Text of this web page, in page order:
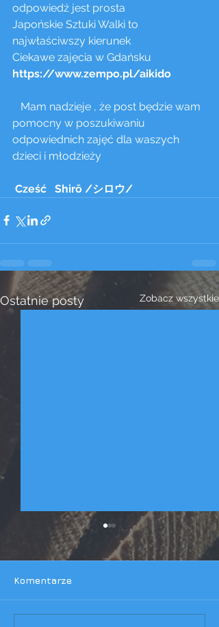
odpowiedź jest prosta
Japońskie Sztuki Walki to
najwłaściwszy kierunek
Ciekawe zajęcia w Gdańsku
https://www.zempo.pl/aikido
pomocny w poszukiwaniu
odpowiednich zajęć dla waszych
dzieci i młodzieży
Cześć   Shirō /シロウ/
Ostatnie posty Zobacz wszystkie
Komentarze